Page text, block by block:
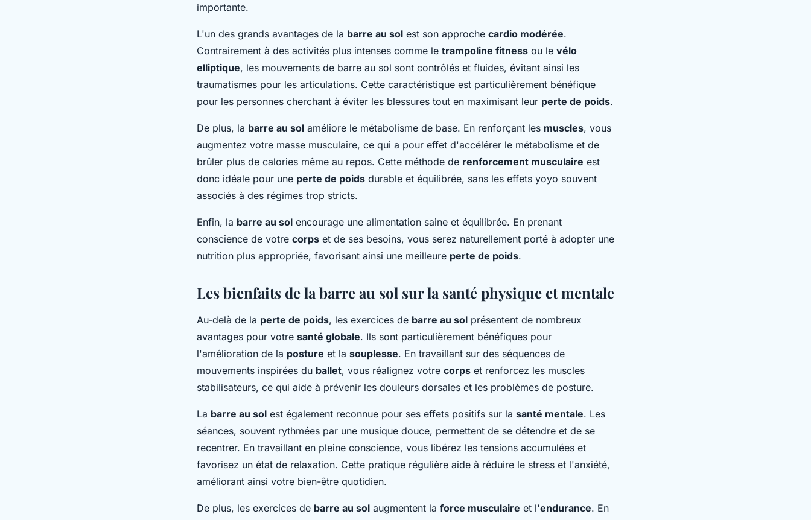
importante.
L'un des grands avantages de la barre au sol est son approche cardio modérée.
Contrairement à des activités plus intenses comme le trampoline fitness ou le vélo
elliptique, les mouvements de barre au sol sont contrôlés et fluides, évitant ainsi les
traumatismes pour les articulations. Cette caractéristique est particulièrement bénéfique
pour les personnes cherchant à éviter les blessures tout en maximisant leur perte de poids.
De plus, la barre au sol améliore le métabolisme de base. En renforçant les muscles, vous
augmentez votre masse musculaire, ce qui a pour effet d'accélérer le métabolisme et de
brûler plus de calories même au repos. Cette méthode de renforcement musculaire est
donc idéale pour une perte de poids durable et équilibrée, sans les effets yoyo souvent
associés à des régimes trop stricts.
Enfin, la barre au sol encourage une alimentation saine et équilibrée. En prenant
conscience de votre corps et de ses besoins, vous serez naturellement porté à adopter une
nutrition plus appropriée, favorisant ainsi une meilleure perte de poids.
Les bienfaits de la barre au sol sur la santé physique et mentale
Au-delà de la perte de poids, les exercices de barre au sol présentent de nombreux
avantages pour votre santé globale. Ils sont particulièrement bénéfiques pour
l'amélioration de la posture et la souplesse. En travaillant sur des séquences de
mouvements inspirées du ballet, vous réalignez votre corps et renforcez les muscles
stabilisateurs, ce qui aide à prévenir les douleurs dorsales et les problèmes de posture.
La barre au sol est également reconnue pour ses effets positifs sur la santé mentale. Les
séances, souvent rythmées par une musique douce, permettent de se détendre et de se
recentrer. En travaillant en pleine conscience, vous libérez les tensions accumulées et
favorisez un état de relaxation. Cette pratique régulière aide à réduire le stress et l'anxiété,
améliorant ainsi votre bien-être quotidien.
De plus, les exercices de barre au sol augmentent la force musculaire et l'endurance. En